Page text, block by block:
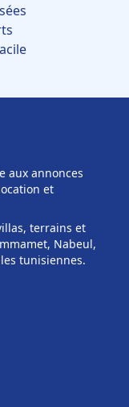
aux annonces
et
terrains et
Nabeul,
tunisiennes.